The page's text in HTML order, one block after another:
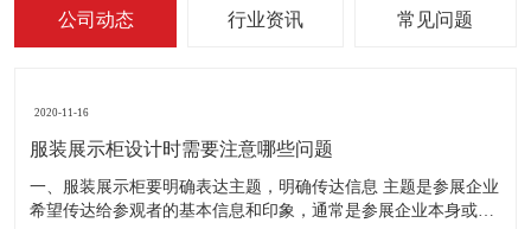
公司动态 行业资讯 常见问题
2020-11-16
服装展示柜设计时需要注意哪些问题
一、服装展示柜要明确表达主题，明确传达信息 主题是参展企业
希望传达给参观者的基本信息和印象，通常是参展企业本身或产